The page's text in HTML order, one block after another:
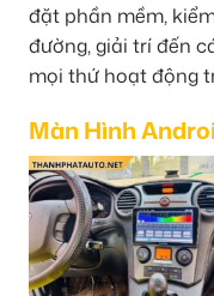
đặt phần mềm,
đường, giải trí đến
mọi thứ hoạt động
Màn Hình